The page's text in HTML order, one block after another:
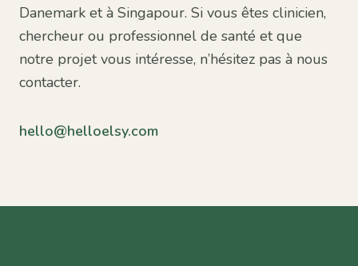
Danemark et à Singapour. Si vous êtes clinicien,
chercheur ou professionnel de santé et que
notre projet vous intéresse, n’hésitez pas à nous
contacter.
hello@helloelsy.com